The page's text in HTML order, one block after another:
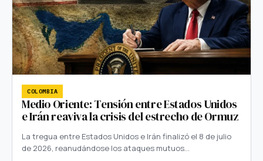
COLOMBIA
Medio Oriente: Tensión entre Estados Unidos
e Irán reaviva la crisis del estrecho de Ormuz
La tregua entre Estados Unidos e Irán finalizó el 8 de julio
de 2026, reanudándose los ataques mutuos…